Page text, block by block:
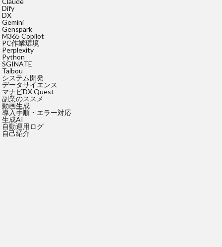
Dify
DX
Gemini
Genspark
M365 Copilot
PC作業環境
Perplexity
Python
SGINATE
Taibou
システム開発
データサイエンス
マナビDX Quest
副業のススメ
動画生成
導入手順・エラー対応
生成AI
自動運用ログ
自己紹介